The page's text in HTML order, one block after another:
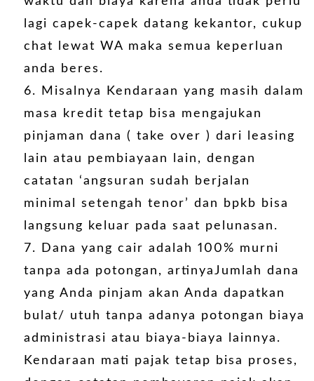
lagi capek-capek datang kekantor, cukup
chat lewat WA maka semua keperluan
anda beres.
Misalnya Kendaraan yang masih dalam
masa kredit tetap bisa mengajukan
pinjaman dana ( take over ) dari leasing
lain atau pembiayaan lain, dengan
catatan ‘angsuran sudah berjalan
minimal setengah tenor’ dan bpkb bisa
langsung keluar pada saat pelunasan.
Dana yang cair adalah 100% murni
tanpa ada potongan, artinyaJumlah dana
yang Anda pinjam akan Anda dapatkan
bulat/ utuh tanpa adanya potongan biaya
administrasi atau biaya-biaya lainnya.
Kendaraan mati pajak tetap bisa proses,